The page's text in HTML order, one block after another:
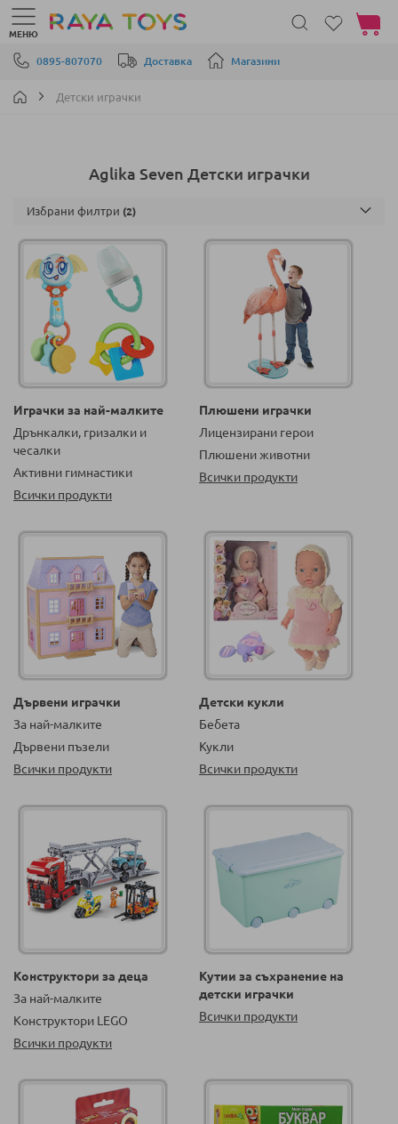
Прескачане към съдържанието
0895-807070 Доставка Магазини
МЕНЮ
Моята
Детски играчки
Aglika Seven Детски играчки
Играчки за най-малките
Дрънкалки, гризалки и
чесалки
Активни гимнастики
Всички продукти
Плюшени играчки
Лицензирани герои
Плюшени животни
Всички продукти
Дървени играчки
За най-малките
Дървени пъзели
Всички продукти
Детски кукли
Бебета
Кукли
Всички продукти
Конструктори за деца
За най-малките
Конструктори LEGO
Всички продукти
Кутии за съхранение на
детски играчки
Всички продукти
Избрани филтри